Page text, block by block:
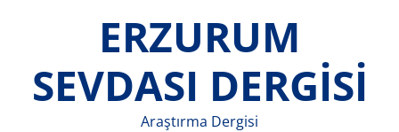
ERZURUM
SEVDASI DERGİSİ
Araştırma Dergisi